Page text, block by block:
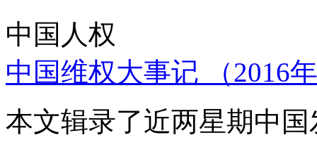
中国人权
中国维权大事记 （2016
本文辑录了近两星期中